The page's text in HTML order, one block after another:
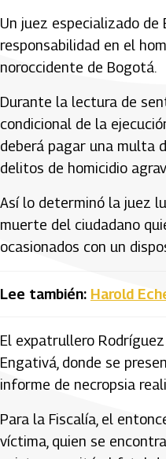
Un juez especializado
responsabilidad en el
noroccidente de Bogotá.
Durante la lectura de
condicional de la
deberá pagar una multa
delitos de homicidio
Así lo determinó la juez
muerte del ciudadano
ocasionados con un
Lee también: Harold
El expatrullero
Engativá, donde se
informe de necropsia
Para la Fiscalía, el
víctima, quien se